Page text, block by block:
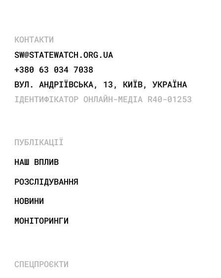
КОНТАКТИ
SW@STATEWATCH.ORG.UA
+380 63 034 7038
ВУЛ. АНДРІЇВСЬКА, 13, КИЇВ, УКРАЇНА
ІДЕНТИФІКАТОР ОНЛАЙН-МЕДІА R40-01253
ПУБЛІКАЦІЇ
НАШ ВПЛИВ
РОЗСЛІДУВАННЯ
НОВИНИ
МОНІТОРИНГИ
СПЕЦПРОЄКТИ